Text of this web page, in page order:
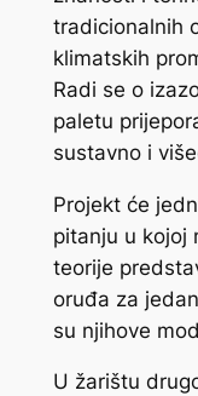
tradicionalnih
klimatskih
Radi se o
paletu
sustavno i
Projekt će
pitanju u kojoj
teorije
oruđa za
su njihove
U žarištu